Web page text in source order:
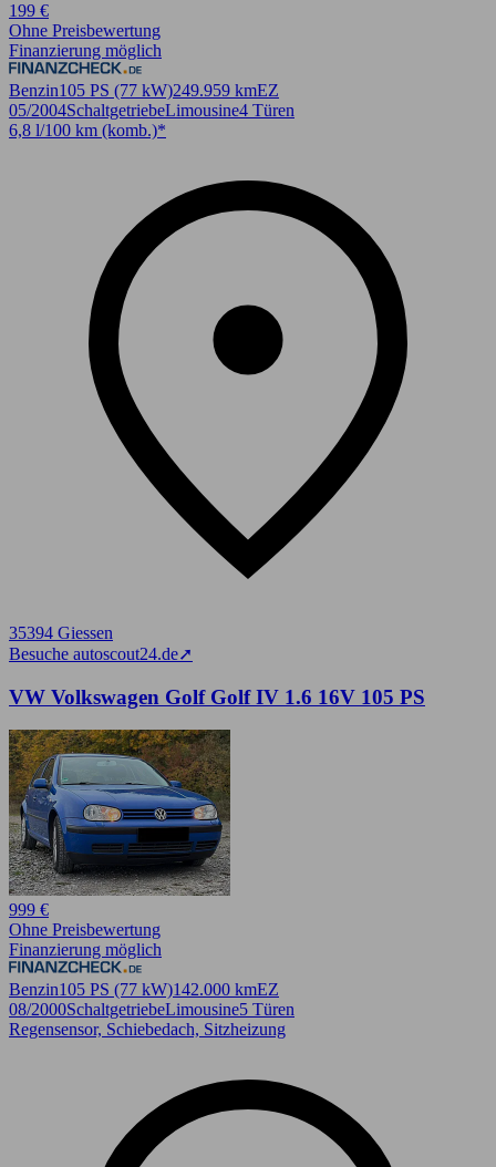
199 €
Ohne Preisbewertung
Finanzierung möglich
Benzin105 PS (77 kW)249.959 kmEZ
05/2004SchaltgetriebeLimousine4 Türen
6,8 l/100 km (komb.)*
35394 Giessen
Besuche autoscout24.de➚
VW Volkswagen Golf Golf IV 1.6 16V 105 PS
999 €
Ohne Preisbewertung
Finanzierung möglich
Benzin105 PS (77 kW)142.000 kmEZ
08/2000SchaltgetriebeLimousine5 Türen
Regensensor, Schiebedach, Sitzheizung